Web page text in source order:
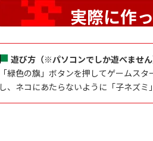
実際に作
遊び方（※パソコンでしか遊べません
「緑色の旗」ボタンを押してゲーム
し、ネコにあたらないように「子ネズミ